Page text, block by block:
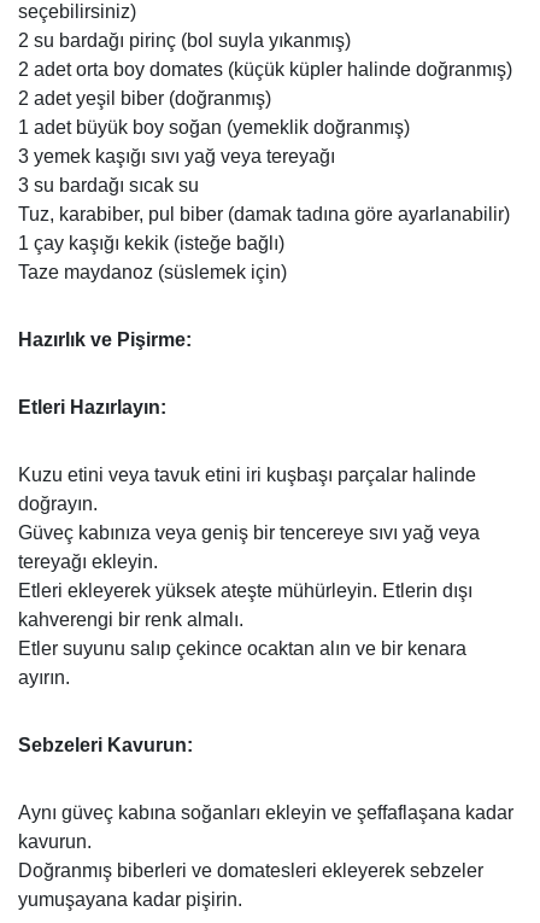
seçebilirsiniz)
2 su bardağı pirinç (bol suyla yıkanmış)
2 adet orta boy domates (küçük küpler halinde doğranmış)
2 adet yeşil biber (doğranmış)
1 adet büyük boy soğan (yemeklik doğranmış)
3 yemek kaşığı sıvı yağ veya tereyağı
3 su bardağı sıcak su
Tuz, karabiber, pul biber (damak tadına göre ayarlanabilir)
1 çay kaşığı kekik (isteğe bağlı)
Taze maydanoz (süslemek için)
Hazırlık ve Pişirme:
Etleri Hazırlayın:
Kuzu etini veya tavuk etini iri kuşbaşı parçalar halinde
doğrayın.
Güveç kabınıza veya geniş bir tencereye sıvı yağ veya
tereyağı ekleyin.
Etleri ekleyerek yüksek ateşte mühürleyin. Etlerin dışı
kahverengi bir renk almalı.
Etler suyunu salıp çekince ocaktan alın ve bir kenara
ayırın.
Sebzeleri Kavurun:
Aynı güveç kabına soğanları ekleyin ve şeffaflaşana kadar
kavurun.
Doğranmış biberleri ve domatesleri ekleyerek sebzeler
yumuşayana kadar pişirin.